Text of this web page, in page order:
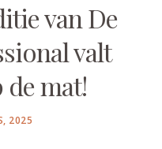
van De
valt
mat!
2025